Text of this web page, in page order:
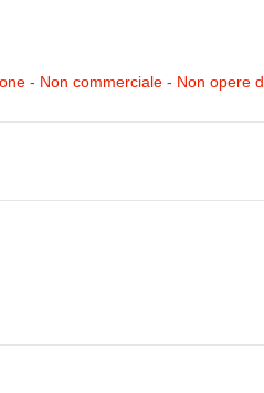
- Non commerciale - Non opere